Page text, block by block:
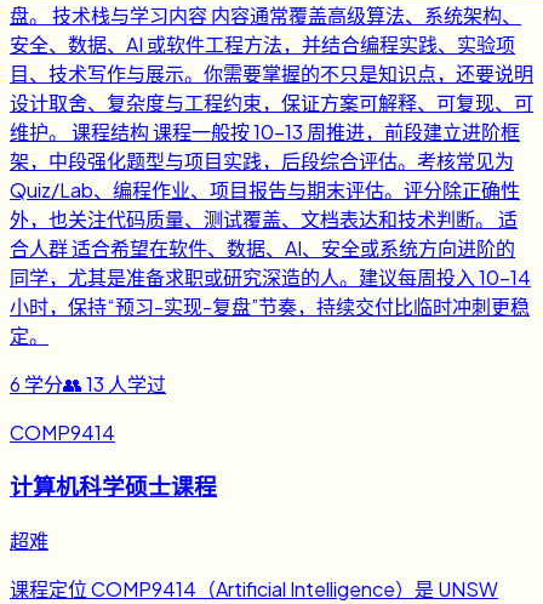
盘。 技术栈与学习内容 内容通常覆盖高级算法、系统架构、
安全、数据、AI 或软件工程方法，并结合编程实践、实验项
目、技术写作与展示。你需要掌握的不只是知识点，还要说明
设计取舍、复杂度与工程约束，保证方案可解释、可复现、可
维护。 课程结构 课程一般按 10-13 周推进，前段建立进阶框
架，中段强化题型与项目实践，后段综合评估。考核常见为
Quiz/Lab、编程作业、项目报告与期末评估。评分除正确性
外，也关注代码质量、测试覆盖、文档表达和技术判断。 适
合人群 适合希望在软件、数据、AI、安全或系统方向进阶的
同学，尤其是准备求职或研究深造的人。建议每周投入 10-14
小时，保持“预习-实现-复盘”节奏，持续交付比临时冲刺更稳
定。
6 学分👥13 人学过
COMP9414
计算机科学硕士课程
超难
课程定位 COMP9414（Artificial Intelligence）是 UNSW